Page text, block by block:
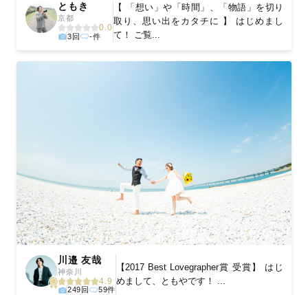
ともき
京都
0.0
3回 -件
【 「想い」や「時間」、「物語」を切り
取り、思い出をカタチに 】 はじめまし
て！ ご覧...
川邉 友哉
神奈川
4.9
249回 59件
【2017 Best Lovegrapher賞 受賞】 はじ
めまして、ともやです！ ...